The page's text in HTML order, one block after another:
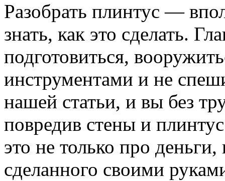
Разобрать плинтус —
знать, как это сделать.
подготовиться,
инструментами и не
нашей статьи, и вы без
повредив стены и
это не только про
сделанного своими